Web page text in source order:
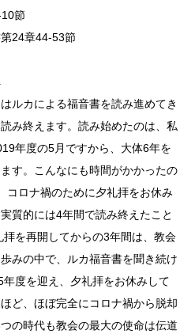
節
24章44-53節
ルカによる福音書を読み進めてき
み終えます。読み始めたのは、私
年度の5月ですから、大体6年を
す。こんなにも時間がかかったの
コロナ禍のために夕礼拝をお休み
質的には4年間で読み終えたこと
を再開してからの3年間は、教会
みの中で、ルカ福音書を聞き続け
度を迎え、夕礼拝をお休みして
ど、ほぼ完全にコロナ禍から脱却
の時代も教会の最大の使命は伝道